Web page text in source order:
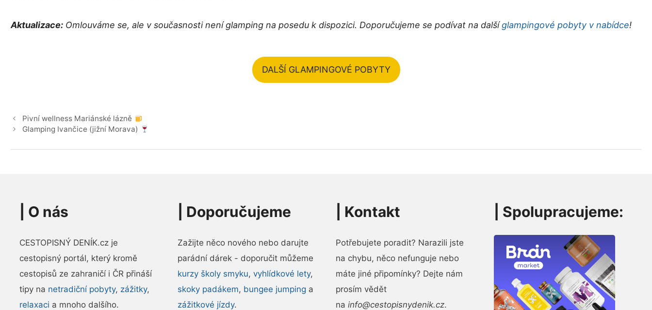
Aktualizace: Omlouváme se, ale v současnosti není glamping na posedu k dispozici. Doporučujeme se podívat na dalšíglampingové pobyty v nabídce!
DALŠÍ GLAMPINGOVÉ POBYTY
Pivní wellness Mariánské lázně
Glamping Ivančice (jižní Morava)
O nás
CESTOPISNÝ DENÍK.cz je
cestopisný portál, který kromě
cestopisů ze zahraničí i ČR přináší
tipy na netradiční pobyty, zážitky,
relaxaci a mnoho dalšího.
Doporučujeme
Zažijte něco nového nebo darujte
parádní dárek - doporučit můžeme
kurzy školy smyku, vyhlídkové lety,
skoky padákem, bungee jumping a
zážitkové jízdy.
Kontakt
Potřebujete poradit? Narazili jste
na chybu, něco nefunguje nebo
máte jiné připomínky? Dejte nám
prosím vědět
na info@cestopisnydenik.cz.
| Spolupracujeme: